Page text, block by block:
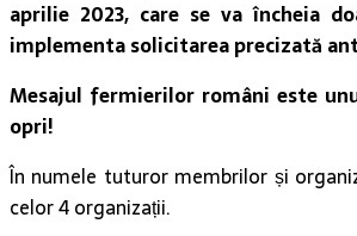
aprilie 2023, care se va încheia
implementa solicitarea precizată
Mesajul fermierilor români este
opri!
În numele tuturor membrilor și
celor 4 organizații.